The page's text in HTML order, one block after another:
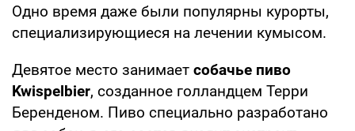
Одно время даже были популярны курорты,
специализирующиеся на лечении кумысом.
Девятое место занимает собачье пиво
Kwispelbier, созданное голландцем Терри
Беренденом. Пиво специально разработано